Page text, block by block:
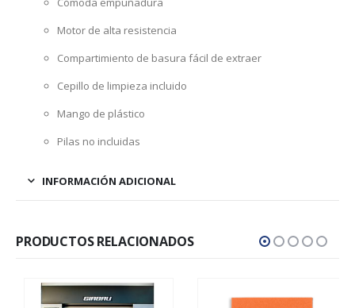
Motor de alta resistencia
Compartimiento de basura fácil de extraer
Cepillo de limpieza incluido
Mango de plástico
Pilas no incluidas
INFORMACIÓN ADICIONAL
PRODUCTOS RELACIONADOS